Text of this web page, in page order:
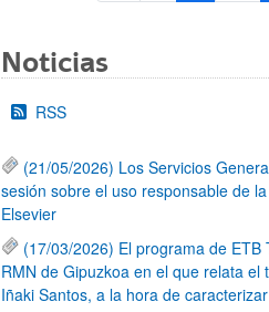
Noticias
RSS
(21/05/2026) Los Servicios
sesión sobre el uso responsable de
Elsevier
(17/03/2026) El programa de
RMN de Gipuzkoa en el que relata
Iñaki Santos, a la hora de